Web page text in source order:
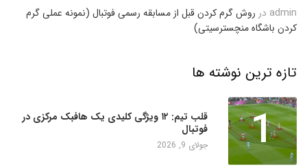
admin در روش گرم کردن قبل از مسابقه رسمی فوتبال (نمونه عملی گرم
کردن باشگاه منچسترسیتی)
تازه ترین نوشته ها
1
قلب تیم: ۱۲ ویژگی کلیدی یک هافبک مرکزی در
فوتبال
جولای 9, 2026